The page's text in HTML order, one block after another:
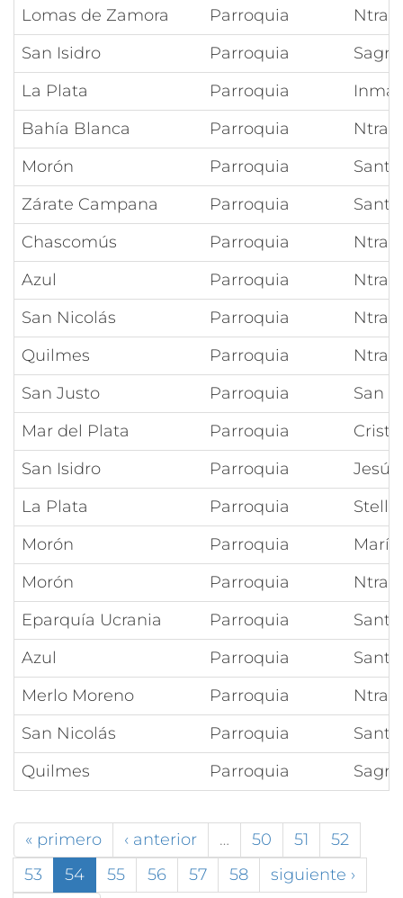
Lomas de Zamora Parroquia
Ntra
San Isidro
Parroquia
La Plata
Parroquia
Bahía Blanca
Parroquia
Ntra
Morón
Parroquia
Zárate Campana
Parroquia
Chascomús
Parroquia
Ntra
Azul
Parroquia
Ntra
San Nicolás
Parroquia
Ntra
Quilmes
Parroquia
Ntra
San Justo
Parroquia
San
Mar del Plata
Parroquia
San Isidro
Parroquia
La Plata
Parroquia
Stella
Morón
Parroquia
Morón
Parroquia
Ntra
Eparquía Ucrania
Parroquia
Azul
Parroquia
Merlo Moreno
Parroquia
Ntra
San Nicolás
Parroquia
Quilmes
Parroquia
« primero ‹ anterior … 50 51
52
53
54 55 56 57 58
siguiente ›